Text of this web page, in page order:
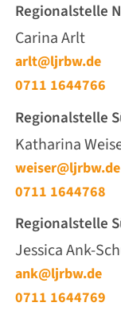
Regionalstelle
Carina Arlt
arlt@ljrbw.de
0711 1644766
Regionalstelle
Katharina
weiser@ljrbw.de
0711 1644768
Regionalstelle
Jessica Ank-
ank@ljrbw.de
0711 1644769